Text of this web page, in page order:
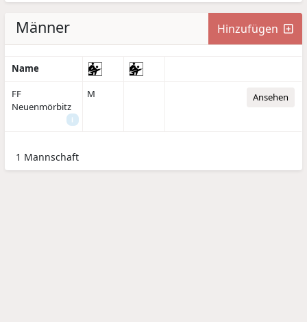
Männer Hinzufügen
Name
FF
Neuenmörbitz
i
M Ansehen
1 Mannschaft